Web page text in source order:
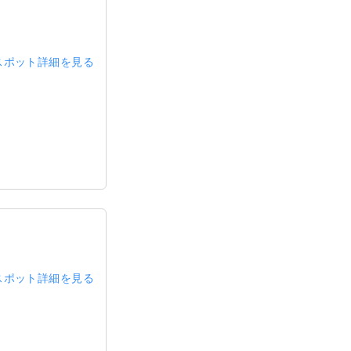
ポット詳細を見る
ポット詳細を見る